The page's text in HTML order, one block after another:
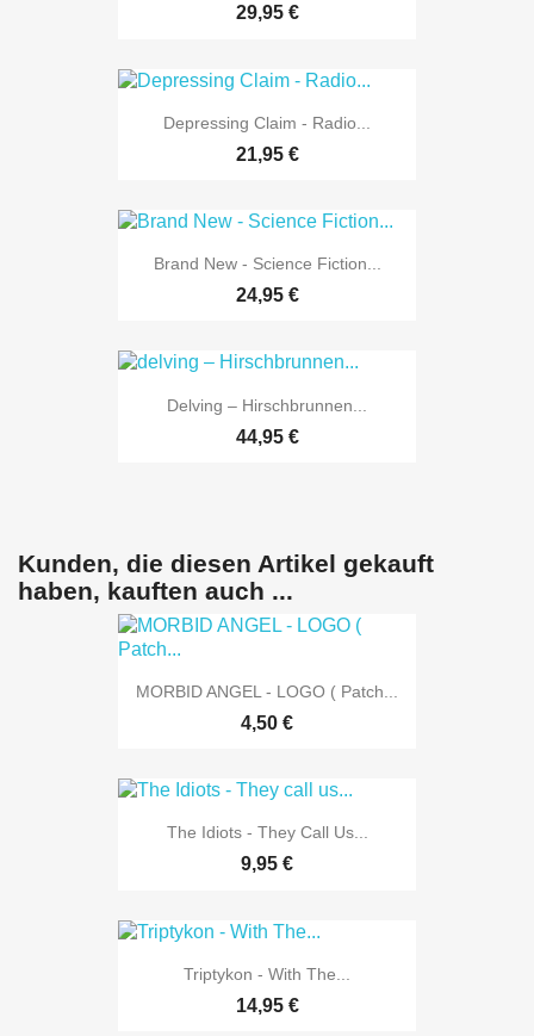
29,95 €
Depressing Claim - Radio...
21,95 €
Brand New - Science Fiction...
24,95 €
Delving – Hirschbrunnen...
44,95 €
Kunden, die diesen Artikel gekauft
haben, kauften auch ...
MORBID ANGEL - LOGO ( Patch...
4,50 €
The Idiots - They Call Us...
9,95 €
Triptykon - With The...
14,95 €